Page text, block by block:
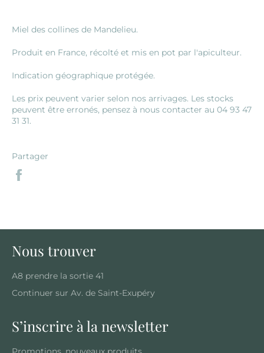
Miel des collines de Mandelieu.
Produit en France, récolté et mis en pot par l'apiculteur.
Indication géographique protégée.
Les prix peuvent varier selon nos arrivages. Les stocks
peuvent être erronés, pensez à nous contacter au 04 93 47
31 31.
Partager
Nous trouver
A8 prendre la sortie 41
Continuer sur Av. de Saint-Exupéry
S’inscrire à la newsletter